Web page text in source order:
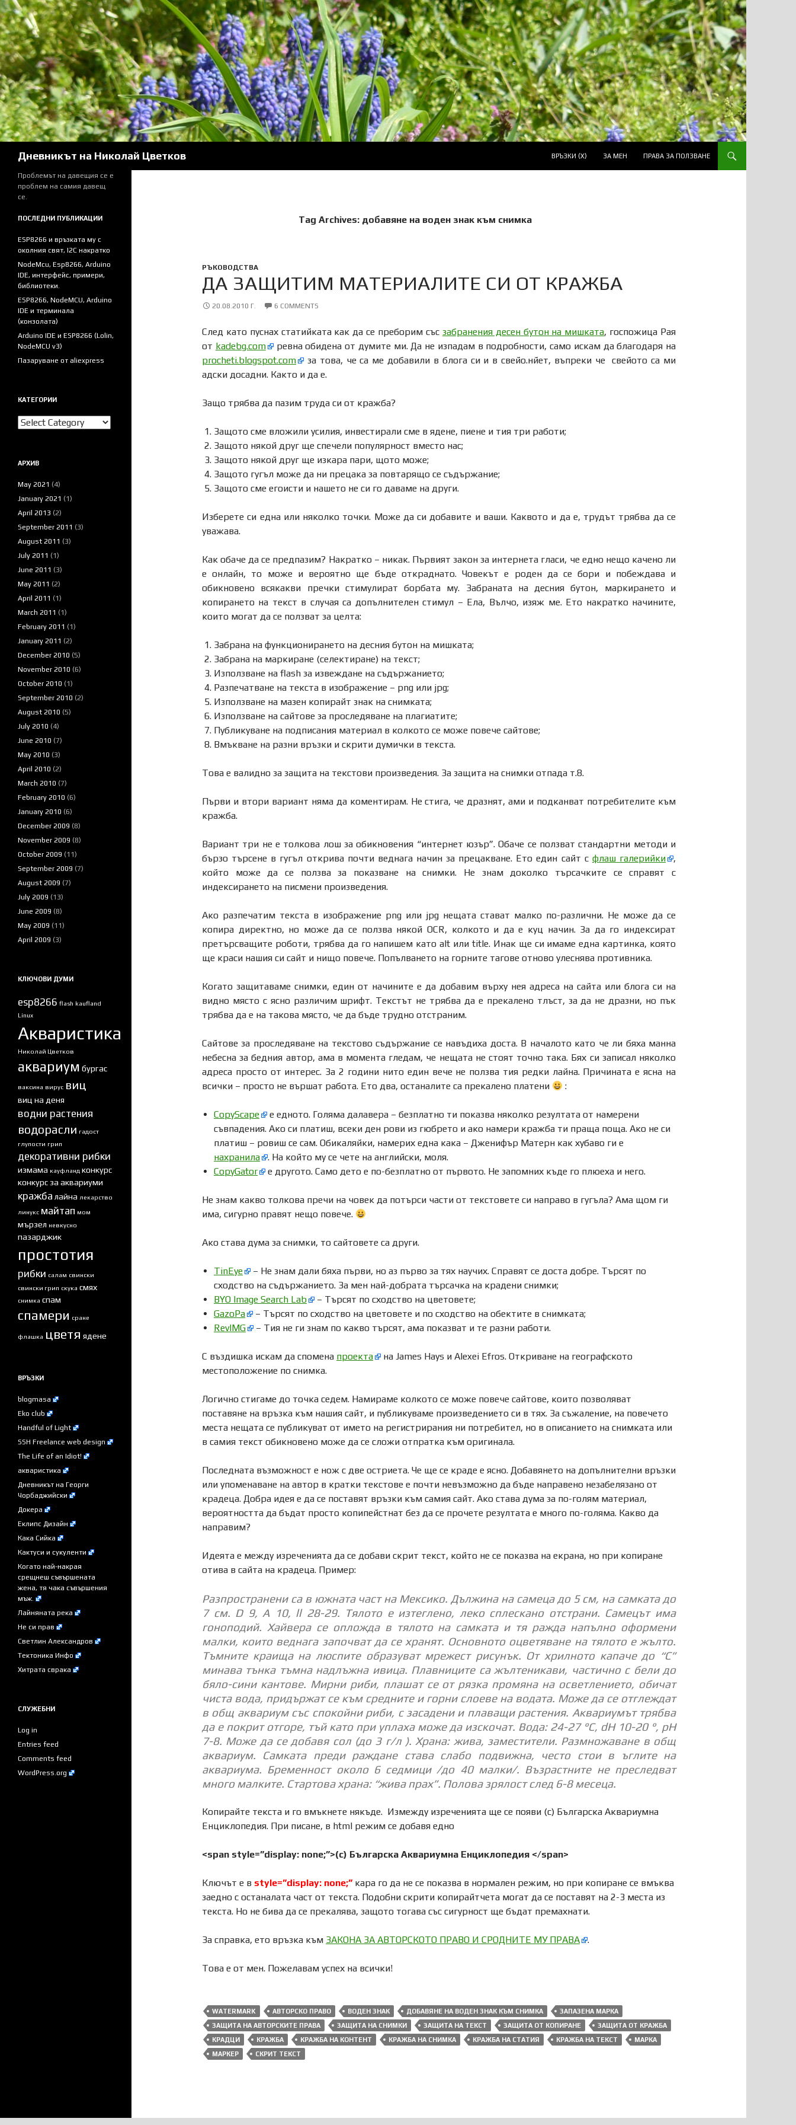
Skip
to
content
Дневникът на Николай Цветков ВРЪЗКИ (Х) ЗА МЕН ПРАВА ЗА ПОЛЗВАНЕ
Tag Archives: добавяне на воден знак към снимка
РЪКОВОДСТВА
ДА ЗАЩИТИМ МАТЕРИАЛИТЕ СИ ОТ КРАЖБА
20.08.2010 Г. 6 COMMENTS
След като пуснах статийката как да се преборим със забранения десен бутон на мишката, госпожица Рая
от kadebg.com
ревна обидена от думите ми. Да не изпадам в подробности, само искам да благодаря на
procheti.blogspot.com
за това, че са ме добавили в блога си и в свейо.нйет, въпреки че свейото са ми
адски досадни. Както и да е.
Защо трябва да пазим труда си от кражба?
Защото сме вложили усилия, инвестирали сме в ядене, пиене и тия три работи;
Защото някой друг ще спечели популярност вместо нас;
Защото някой друг ще изкара пари, щото може;
Защото гугъл може да ни прецака за повтарящо се съдържание;
Защото сме егоисти и нашето не си го даваме на други.
Изберете си една или няколко точки. Може да си добавите и ваши. Каквото и да е, трудът трябва да се
уважава.
Как обаче да се предпазим? Накратко – никак. Първият закон за интернета гласи, че едно нещо качено ли
е онлайн, то може и вероятно ще бъде откраднато. Човекът е роден да се бори и побеждава и
обикновено всякакви пречки стимулират борбата му. Забраната на десния бутон, маркирането и
копирането на текст в случая са допълнителен стимул – Ела, Вълчо, изяж ме. Ето накратко начините,
които могат да се ползват за целта:
Забрана на функционирането на десния бутон на мишката;
Забрана на маркиране (селектиране) на текст;
Използване на flash за извеждане на съдържанието;
Разпечатване на текста в изображение – png или jpg;
Използване на мазен копирайт знак на снимката;
Използване на сайтове за проследяване на плагиатите;
Публикуване на подписания материал в колкото се може повече сайтове;
Вмъкване на разни връзки и скрити думички в текста.
Това е валидно за защита на текстови произведения. За защита на снимки отпада т.8.
Първи и втори вариант няма да коментирам. Не стига, че дразнят, ами и подканват потребителите към
кражба.
Вариант три не е толкова лош за обикновения “интернет юзър”. Обаче се ползват стандартни методи и
бързо търсене в гугъл открива почти веднага начин за прецакване. Ето един сайт с флаш галерийки
,
който може да се ползва за показване на снимки. Не знам доколко търсачките се справят с
индексирането на писмени произведения.
Ако разпечатим текста в изображение png или jpg нещата стават малко по-различни. Не може да се
копира директно, но може да се ползва някой OCR, колкото и да е куц начин. За да го индексират
претърсващите роботи, трябва да го напишем като alt или title. Инак ще си имаме една картинка, която
ще краси нашия си сайт и нищо повече. Попълването на горните тагове отново улеснява противника.
Когато защитаваме снимки, един от начините е да добавим върху нея адреса на сайта или блога си на
видно място с ясно различим шрифт. Текстът не трябва да е прекалено тлъст, за да не дразни, но пък
трябва да е на такова място, че да бъде трудно отстраним.
Сайтове за проследяване на текстово съдържание се навъдиха доста. В началото като че ли бяха манна
небесна за бедния автор, ама в момента гледам, че нещата не стоят точно така. Бях си записал няколко
адреса просто от интерес. За 2 години нито един вече не ползва тия редки лайна. Причината е ясна на
всички – просто не вършат работа. Ето два, останалите са прекалено платени
:
CopyScape
е едното. Голяма далавера – безплатно ти показва няколко резултата от намерени
съвпадения. Ако си платиш, всеки ден рови из гюбрето и ако намери кражба ти праща поща. Ако не си
платиш – ровиш се сам. Обикаляйки, намерих една кака – Дженифър Матерн как хубаво ги е
нахранила
. На който му се чете на английски, моля.
CopyGator
е другото. Само дето е по-безплатно от първото. Не запомних къде го плюеха и него.
Не знам какво толкова пречи на човек да потърси части от текстовете си направо в гугъла? Ама щом ги
има, сигурно правят нещо повече.
Ако става дума за снимки, то сайтовете са други.
TinEye
– Не знам дали бяха първи, но аз първо за тях научих. Справят се доста добре. Търсят по
сходство на съдържанието. За мен най-добрата търсачка на крадени снимки;
BYO Image Search Lab
– Търсят по сходство на цветовете;
GazoPa
– Търсят по сходство на цветовете и по сходство на обектите в снимката;
RevIMG
– Тия не ги знам по какво търсят, ама показват и те разни работи.
С въздишка искам да спомена проекта
на James Hays и Alexei Efros. Откриване на географското
местоположение по снимка.
Логично стигаме до точка седем. Намираме колкото се може повече сайтове, които позволяват
поставяне на връзка към нашия сайт, и публикуваме произведението си в тях. За съжаление, на повечето
места нещата се публикуват от името на регистрирания ни потребител, но в описанието на снимката или
в самия текст обикновено може да се сложи отпратка към оригинала.
Последната възможност е нож с две остриета. Че ще се краде е ясно. Добавянето на допълнителни връзки
или упоменаване на автор в кратки текстове е почти невъзможно да бъде направено незабелязано от
крадеца. Добра идея е да се поставят връзки към самия сайт. Ако става дума за по-голям материал,
вероятността да бъдат просто копипейстнат без да се прочете резултата е много по-голяма. Какво да
направим?
Идеята е между изреченията да се добави скрит текст, който не се показва на екрана, но при копиране
отива в сайта на крадеца. Пример:
Разпространени са в южната част на Мексико. Дължина на самеца до 5 см, на самката до
7 см. D 9, А 10, ll 28-29. Тялото е изтеглено, леко сплескано отстрани. Самецът има
гоноподий. Хайвера се опложда в тялото на самката и тя ражда напълно оформени
малки, които веднага започват да се хранят. Основното оцветяване на тялото е жълто.
Тъмните краища на люспите образуват мрежест рисунък. От хрилното капаче до “С”
минава тънка тъмна надлъжна ивица. Плавниците са жълтеникави, частично с бели до
бяло-сини кантове. Мирни риби, плашат се от рязка промяна на осветлението, обичат
чиста вода, придържат се към средните и горни слоеве на водата. Може да се отглеждат
в общ аквариум със спокойни риби, с засадени и плаващи растения. Аквариумът трябва
да е покрит отгоре, тъй като при уплаха може да изскочат. Вода: 24-27 °С, dН 10-20 °, рН
7-8. Може да се добавя сол (до 3 г/л ). Храна: жива, заместители. Размножаване в общ
аквариум. Самката преди раждане става слабо подвижна, често стои в ъглите на
аквариума. Бременност около 6 седмици /до 40 малки/. Възрастните не преследват
много малките. Стартова храна: “жива прах”. Полова зрялост след 6-8 месеца.
Копирайте текста и го вмъкнете някъде. Измежду изреченията ще се появи (c) Българска Аквариумна
Енциклопедия. При писане, в html режим се добавя едно
<span style=”display: none;”>(c) Българска Аквариумна Енциклопедия </span>
Ключът е в style=”display: none;” кара го да не се показва в нормален режим, но при копиране се вмъква
заедно с останалата част от текста. Подобни скрити копирайтчета могат да се поставят на 2-3 места из
текста. Но не бива да се прекалява, защото тогава със сигурност ще бъдат премахнати.
За справка, ето връзка към ЗАКОНА ЗА АВТОРСКОТО ПРАВО И СРОДНИТЕ МУ ПРАВА .
Това е от мен. Пожелавам успех на всички!
WATERMARK АВТОРСКО ПРАВО ВОДЕН ЗНАК ДОБАВЯНЕ НА ВОДЕН ЗНАК КЪМ СНИМКА
ЗАПАЗЕНА МАРКА
ЗАЩИТА НА АВТОРСКИТЕ ПРАВА
ЗАЩИТА НА СНИМКИ ЗАЩИТА НА ТЕКСТ ЗАЩИТА ОТ КОПИРАНЕ
ЗАЩИТА ОТ КРАЖБА
КРАДЦИ
КРАЖБА КРАЖБА НА КОНТЕНТ КРАЖБА НА СНИМКА КРАЖБА НА СТАТИЯ КРАЖБА НА ТЕКСТ
МАРКА
МАРКЕР
СКРИТ ТЕКСТ
Проблемът на давещия се е
проблем на самия давещ
се.
ПОСЛЕДНИ ПУБЛИКАЦИИ
ESP8266 и връзката му с
околния свят, I2C накратко
NodeMcu, Esp8266, Arduino
IDE, интерфейс, примери,
библиотеки.
ESP8266, NodeMCU, Arduino
IDE и терминала
(конзолата)
Arduino IDE и ESP8266 (Lolin,
NodeMCU v3)
Пазаруване от aliexpress
КАТЕГОРИИ
Категории
АРХИВ
May 2021 (4)
January 2021 (1)
April 2013 (2)
September 2011 (3)
August 2011 (3)
July 2011 (1)
June 2011 (3)
May 2011 (2)
April 2011 (1)
March 2011 (1)
February 2011 (1)
January 2011 (2)
December 2010 (5)
November 2010 (6)
October 2010 (1)
September 2010 (2)
August 2010 (5)
July 2010 (4)
June 2010 (7)
May 2010 (3)
April 2010 (2)
March 2010 (7)
February 2010 (6)
January 2010 (6)
December 2009 (8)
November 2009 (8)
October 2009 (11)
September 2009 (7)
August 2009 (7)
July 2009 (13)
June 2009 (8)
May 2009 (11)
April 2009 (3)
КЛЮЧОВИ ДУМИ
esp8266 flash kaufland
Linux
Акваристика
Николай Цветков
аквариум бургас
ваксина вирус виц
виц на деня
водни растения
водорасли гадост
глупости грип
декоративни рибки
измама кауфланд конкурс
конкурс за аквариуми
кражба лайна лекарство
линукс майтап мом
мързел невкусно
пазарджик
простотия
рибки салам свински
свински грип скука смях
снимка спам
спамери сране
флашка цветя ядене
ВРЪЗКИ
blogmasa
Eko club
Handful of Light
SSH Freelance web design
The Life of an Idiot!
акваристика
Дневникът на Георги
Чорбаджийски
Докера
Еклипс Дизайн
Кака Сийка
Кактуси и сукуленти
Когато най-накрая
срещнеш съвършената
жена, тя чака съвършения
мъж.
Лайняната река
Не си прав
Светлин Александров
Тектоника Инфо
Хитрата сврака
СЛУЖЕБНИ
Log in
Entries feed
Comments feed
WordPress.org